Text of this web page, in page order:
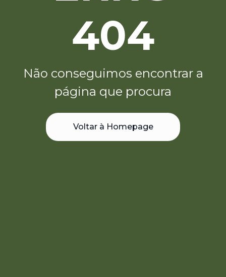
404
Não conseguimos encontrar a
página que procura
Voltar à Homepage